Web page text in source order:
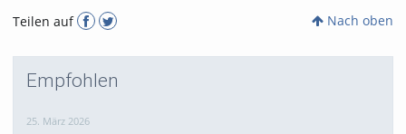
Teilen auf
Nach oben
Empfohlen
25. März 2026